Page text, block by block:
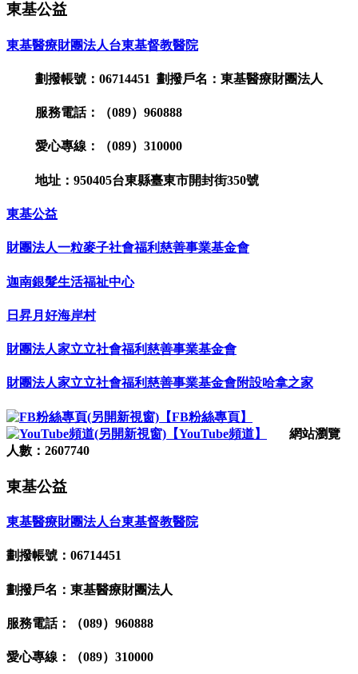
東基公益
東基醫療財團法人台東基督教醫院
劃撥帳號：06714451 劃撥戶名：東基醫療財團法人
服務電話：（089）960888
愛心專線：（089）310000
地址：950405台東縣臺東市開封街350號
東基公益
財團法人一粒麥子社會福利慈善事業基金會
迦南銀髮生活福祉中心
日昇月好海岸村
財團法人家立立社會福利慈善事業基金會
財團法人家立立社會福利慈善事業基金會附設哈拿之家
【FB粉絲專頁】
【YouTube頻道】
網站瀏覽
人數：2607740
東基公益
東基醫療財團法人台東基督教醫院
劃撥帳號：06714451
劃撥戶名：東基醫療財團法人
服務電話：（089）960888
愛心專線：（089）310000